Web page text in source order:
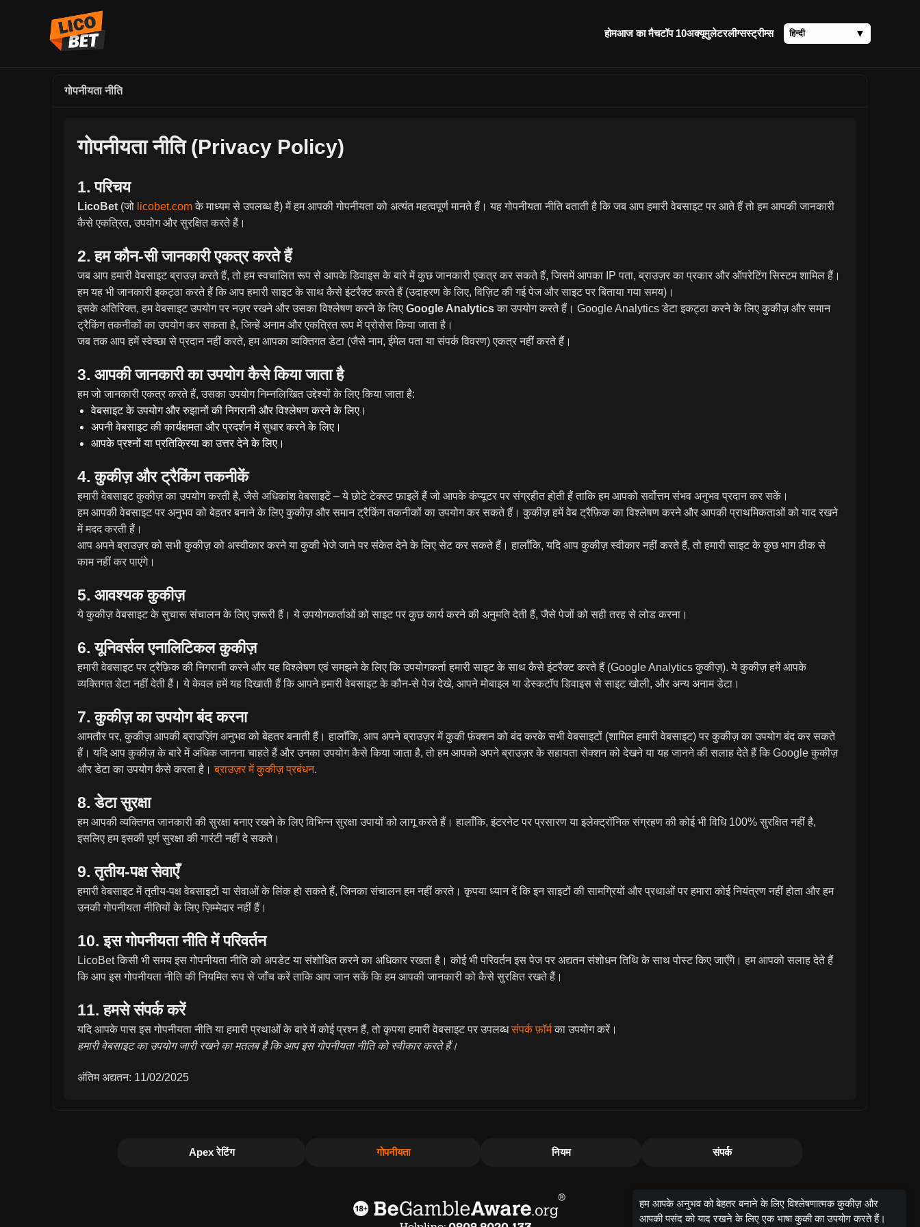
होमआज का मैचटॉप 10अक्यूमुलेटरलीग्सस्ट्रीम्स
गोपनीयता नीति
गोपनीयता नीति (Privacy Policy)
1. परिचय
LicoBet (जो licobet.comके माध्यम से उपलब्ध है) में हम आपकी गोपनीयता को अत्यंत महत्वपूर्ण मानते हैं। यह गोपनीयता नीति बताती है कि जब आप हमारी वेबसाइट पर आते हैं तो हम आपकी जानकारी
कैसे एकत्रित, उपयोग और सुरक्षित करते हैं।
2. हम कौन-सी जानकारी एकत्र करते हैं
जब आप हमारी वेबसाइट ब्राउज़ करते हैं, तो हम स्वचालित रूप से आपके डिवाइस के बारे में कुछ जानकारी एकत्र कर सकते हैं, जिसमें आपका IP पता, ब्राउज़र का प्रकार और ऑपरेटिंग सिस्टम शामिल हैं।
हम यह भी जानकारी इकट्ठा करते हैं कि आप हमारी साइट के साथ कैसे इंटरैक्ट करते हैं (उदाहरण के लिए, विज़िट की गई पेज और साइट पर बिताया गया समय)।
इसके अतिरिक्त, हम वेबसाइट उपयोग पर नज़र रखने और उसका विश्लेषण करने के लिए Google Analyticsका उपयोग करते हैं। Google Analytics डेटा इकट्ठा करने के लिए कुकीज़ और समान
ट्रैकिंग तकनीकों का उपयोग कर सकता है, जिन्हें अनाम और एकत्रित रूप में प्रोसेस किया जाता है।
जब तक आप हमें स्वेच्छा से प्रदान नहीं करते, हम आपका व्यक्तिगत डेटा (जैसे नाम, ईमेल पता या संपर्क विवरण) एकत्र नहीं करते हैं।
3. आपकी जानकारी का उपयोग कैसे किया जाता है
हम जो जानकारी एकत्र करते हैं, उसका उपयोग निम्नलिखित उद्देश्यों के लिए किया जाता है:
वेबसाइट के उपयोग और रुझानों की निगरानी और विश्लेषण करने के लिए।
अपनी वेबसाइट की कार्यक्षमता और प्रदर्शन में सुधार करने के लिए।
आपके प्रश्नों या प्रतिक्रिया का उत्तर देने के लिए।
4. कुकीज़ और ट्रैकिंग तकनीकें
हमारी वेबसाइट कुकीज़ का उपयोग करती है, जैसे अधिकांश वेबसाइटें – ये छोटे टेक्स्ट फ़ाइलें हैं जो आपके कंप्यूटर पर संग्रहीत होती हैं ताकि हम आपको सर्वोत्तम संभव अनुभव प्रदान कर सकें।
हम आपकी वेबसाइट पर अनुभव को बेहतर बनाने के लिए कुकीज़ और समान ट्रैकिंग तकनीकों का उपयोग कर सकते हैं। कुकीज़ हमें वेब ट्रैफ़िक का विश्लेषण करने और आपकी प्राथमिकताओं को याद रखने
में मदद करती हैं।
आप अपने ब्राउज़र को सभी कुकीज़ को अस्वीकार करने या कुकी भेजे जाने पर संकेत देने के लिए सेट कर सकते हैं। हालाँकि, यदि आप कुकीज़ स्वीकार नहीं करते हैं, तो हमारी साइट के कुछ भाग ठीक से
काम नहीं कर पाएंगे।
5. आवश्यक कुकीज़
ये कुकीज़ वेबसाइट के सुचारू संचालन के लिए ज़रूरी हैं। ये उपयोगकर्ताओं को साइट पर कुछ कार्य करने की अनुमति देती हैं, जैसे पेजों को सही तरह से लोड करना।
6. यूनिवर्सल एनालिटिकल कुकीज़
हमारी वेबसाइट पर ट्रैफ़िक की निगरानी करने और यह विश्लेषण एवं समझने के लिए कि उपयोगकर्ता हमारी साइट के साथ कैसे इंटरैक्ट करते हैं (Google Analytics कुकीज़). ये कुकीज़ हमें आपके
व्यक्तिगत डेटा नहीं देती हैं। ये केवल हमें यह दिखाती हैं कि आपने हमारी वेबसाइट के कौन-से पेज देखे, आपने मोबाइल या डेस्कटॉप डिवाइस से साइट खोली, और अन्य अनाम डेटा।
7. कुकीज़ का उपयोग बंद करना
आमतौर पर, कुकीज़ आपकी ब्राउज़िंग अनुभव को बेहतर बनाती हैं। हालाँकि, आप अपने ब्राउज़र में कुकी फ़ंक्शन को बंद करके सभी वेबसाइटों (शामिल हमारी वेबसाइट) पर कुकीज़ का उपयोग बंद कर सकते
हैं। यदि आप कुकीज़ के बारे में अधिक जानना चाहते हैं और उनका उपयोग कैसे किया जाता है, तो हम आपको अपने ब्राउज़र के सहायता सेक्शन को देखने या यह जानने की सलाह देते हैं कि Google कुकीज़
और डेटा का उपयोग कैसे करता है।ब्राउज़र में कुकीज़ प्रबंधन.
8. डेटा सुरक्षा
हम आपकी व्यक्तिगत जानकारी की सुरक्षा बनाए रखने के लिए विभिन्न सुरक्षा उपायों को लागू करते हैं। हालाँकि, इंटरनेट पर प्रसारण या इलेक्ट्रॉनिक संग्रहण की कोई भी विधि 100% सुरक्षित नहीं है,
इसलिए हम इसकी पूर्ण सुरक्षा की गारंटी नहीं दे सकते।
9. तृतीय-पक्ष सेवाएँ
हमारी वेबसाइट में तृतीय-पक्ष वेबसाइटों या सेवाओं के लिंक हो सकते हैं, जिनका संचालन हम नहीं करते। कृपया ध्यान दें कि इन साइटों की सामग्रियों और प्रथाओं पर हमारा कोई नियंत्रण नहीं होता और हम
उनकी गोपनीयता नीतियों के लिए ज़िम्मेदार नहीं हैं।
10. इस गोपनीयता नीति में परिवर्तन
LicoBet किसी भी समय इस गोपनीयता नीति को अपडेट या संशोधित करने का अधिकार रखता है। कोई भी परिवर्तन इस पेज पर अद्यतन संशोधन तिथि के साथ पोस्ट किए जाएँगे। हम आपको सलाह देते हैं
कि आप इस गोपनीयता नीति की नियमित रूप से जाँच करें ताकि आप जान सकें कि हम आपकी जानकारी को कैसे सुरक्षित रखते हैं।
11. हमसे संपर्क करें
यदि आपके पास इस गोपनीयता नीति या हमारी प्रथाओं के बारे में कोई प्रश्न हैं, तो कृपया हमारी वेबसाइट पर उपलब्धसंपर्क फ़ॉर्मका उपयोग करें।
हमारी वेबसाइट का उपयोग जारी रखने का मतलब है कि आप इस गोपनीयता नीति को स्वीकार करते हैं।
अंतिम अद्यतन: 11/02/2025
Apex रेटिंग गोपनीयता नियम संपर्क
हम आपके अनुभव को बेहतर बनाने के लिए विश्लेषणात्मक कुकीज़ और
आपकी पसंद को याद रखने के लिए एक भाषा कुकी का उपयोग करते हैं।